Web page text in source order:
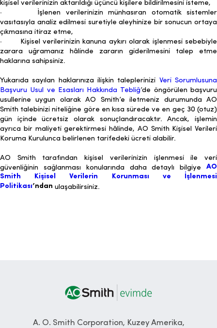
kişisel verilerinizin aktarıldığı üçüncü kişilere bildirilmesini isteme,
· İşlenen verilerinizin münhasıran otomatik sistemler
vasıtasıyla analiz edilmesi suretiyle aleyhinize bir sonucun ortaya
çıkmasına itiraz etme,
· Kişisel verilerinizin kanuna aykırı olarak işlenmesi sebebiyle
zarara uğramanız hâlinde zararın giderilmesini talep etme
haklarına sahipsiniz.
Yukarıda sayılan haklarınıza ilişkin taleplerinizi Veri Sorumlusuna
Başvuru Usul ve Esasları Hakkında Tebliğ’de öngörülen başvuru
usullerine uygun olarak AO Smith’e iletmeniz durumunda AO
Smith talebinizi niteliğine göre en kısa sürede ve en geç 30 (otuz)
gün içinde ücretsiz olarak sonuçlandıracaktır. Ancak, işlemin
ayrıca bir maliyeti gerektirmesi hâlinde, AO Smith Kişisel Verileri
Koruma Kurulunca belirlenen tarifedeki ücreti alabilir.
AO Smith tarafından kişisel verilerinizin işlenmesi ile veri
güvenliğinin sağlanması konularında daha detaylı bilgiye AO
Smith Kişisel Verilerin Korunması ve İşlenmesi
Politikası’ndan ulaşabilirsiniz.
A. O. Smith Corporation, Kuzey Amerika,